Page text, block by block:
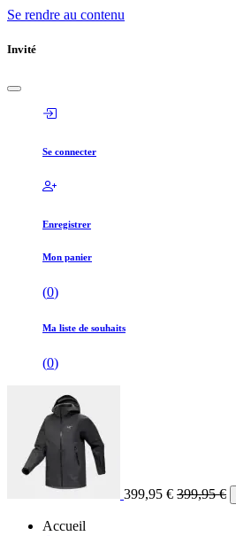
Se rendre au contenu
Invité
Se connecter
Enregistrer
Mon panier
(0)
Ma liste de souhaits
(0)
399,95 € 399,95€
Accueil